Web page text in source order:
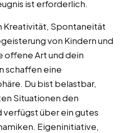
ist erforderlich.
Kreativität, Spontaneität
von Kindern und
offene Art und dein
schaffen eine
Du bist belastbar,
Situationen den
über ein gutes
Eigeninitiative,